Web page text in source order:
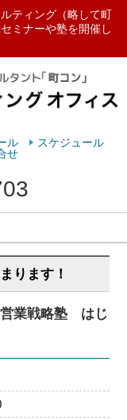
ティング（略して町
ミナーや塾を開催し
学ぶなら
ル
スケジュール
せ
ります！
営業戦略塾 はじ